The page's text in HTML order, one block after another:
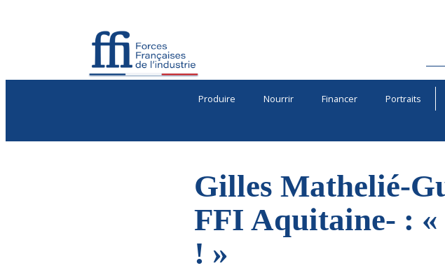
Produire Nourrir Financer Portraits
Gilles Mathelié-
FFI Aquitaine- :
! »